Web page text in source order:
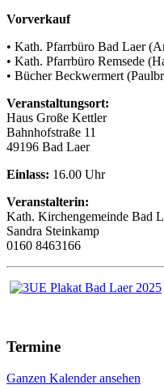
Vorverkauf
• Kath. Pfarrbüro Bad Laer
• Kath. Pfarrbüro Remsede
• Bücher Beckwermert
Veranstaltungsort:
Haus Große Kettler
Bahnhofstraße 11
49196 Bad Laer
Einlass: 16.00 Uhr
Veranstalterin:
Kath. Kirchengemeinde Bad
Sandra Steinkamp
0160 8463166
Termine
Ganzen Kalender ansehen